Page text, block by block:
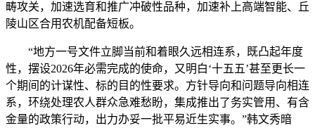
畴攻关，加速选育和推广冲破性品种，加速补上高端智能、丘
陵山区合用农机配备短板。
“地方一号文件立脚当前和着眼久远相连系，既凸起年度
性，摆设2026年必需完成的使命，又明白‘十五五’甚至更长一
个期间的计谋性、标的目的性要求。方针导向和问题导向相连
系，环绕处理农人群众急难愁盼，集成推出了务实管用、有含
金量的政策行动，出力办妥一批平易近生实事。”韩文秀暗